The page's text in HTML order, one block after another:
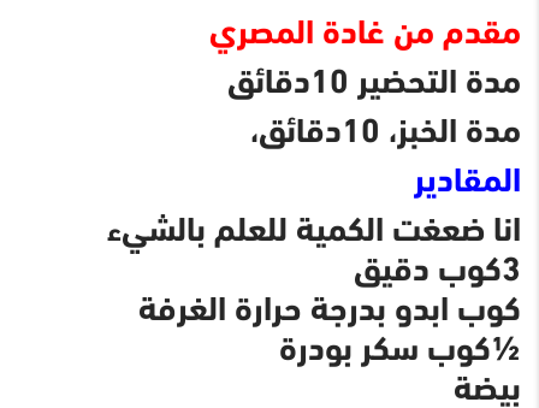
مقدم من غادة المصري
مدة التحضير 10دقائق
مدة الخبز، 10دقائق،
المقادير
انا ضعغت الكمية للعلم بالشيء
3كوب دقيق
كوب ابدو بدرجة حرارة الغرفة
½كوب سكر بودرة
بيضة